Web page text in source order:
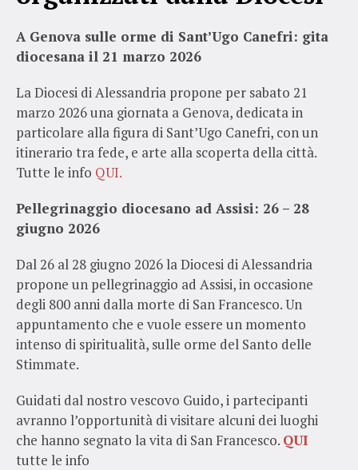
A Genova sulle orme di Sant’Ugo Canefri: gita
diocesana il 21 marzo 2026
La Diocesi di Alessandria propone per sabato 21
marzo 2026 una giornata a Genova, dedicata in
particolare alla figura di Sant’Ugo Canefri, con un
itinerario tra fede, e arte alla scoperta della città.
Tutte le info QUI.
Pellegrinaggio diocesano ad Assisi: 26 – 28
giugno 2026
Dal 26 al 28 giugno 2026 la Diocesi di Alessandria
propone un pellegrinaggio ad Assisi, in occasione
degli 800 anni dalla morte di San Francesco. Un
appuntamento che e vuole essere un momento
intenso di spiritualità, sulle orme del Santo delle
Stimmate.
Guidati dal nostro vescovo Guido, i partecipanti
avranno l’opportunità di visitare alcuni dei luoghi
che hanno segnato la vita di San Francesco. QUI
tutte le info